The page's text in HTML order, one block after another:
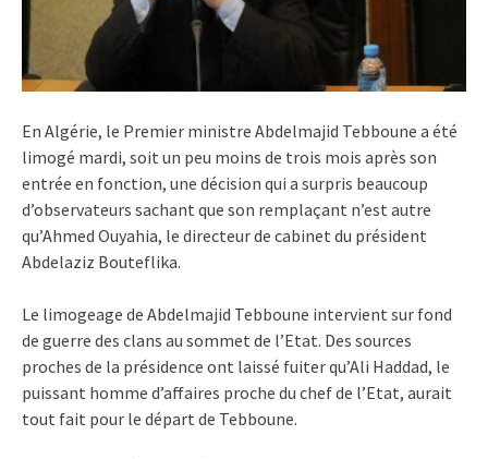
En Algérie, le Premier ministre Abdelmajid Tebboune a été
limogé mardi, soit un peu moins de trois mois après son
entrée en fonction, une décision qui a surpris beaucoup
d’observateurs sachant que son remplaçant n’est autre
qu’Ahmed Ouyahia, le directeur de cabinet du président
Abdelaziz Bouteflika.
Le limogeage de Abdelmajid Tebboune intervient sur fond
de guerre des clans au sommet de l’Etat. Des sources
proches de la présidence ont laissé fuiter qu’Ali Haddad, le
puissant homme d’affaires proche du chef de l’Etat, aurait
tout fait pour le départ de Tebboune.